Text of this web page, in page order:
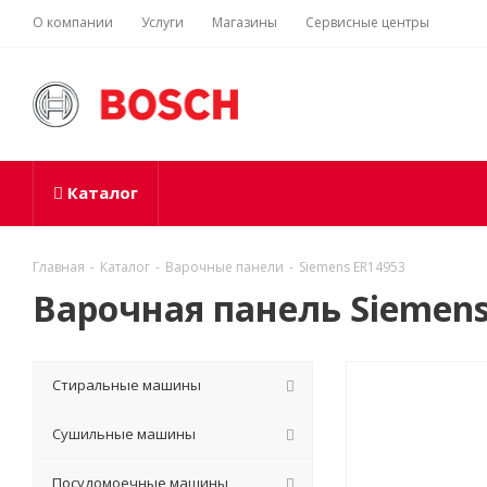
О компании Услуги Магазины Сервисные центры
Каталог
Главная - Каталог - Варочные панели - Siemens ER14953
Варочная панель
Стиральные машины
Сушильные машины
Посудомоечные машины